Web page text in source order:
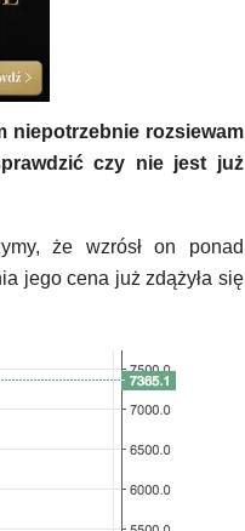
niepotrzebnie rozsiewam
czy nie jest już
że wzrósł on ponad
jego cena już zdążyła się